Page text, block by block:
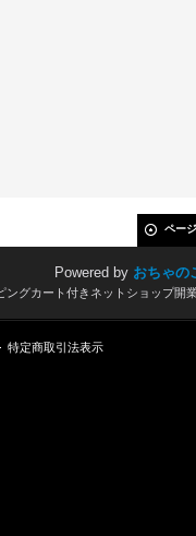
ペー
Powered by おちゃの
ングカート付きネットショップ開
特定商取引法表示